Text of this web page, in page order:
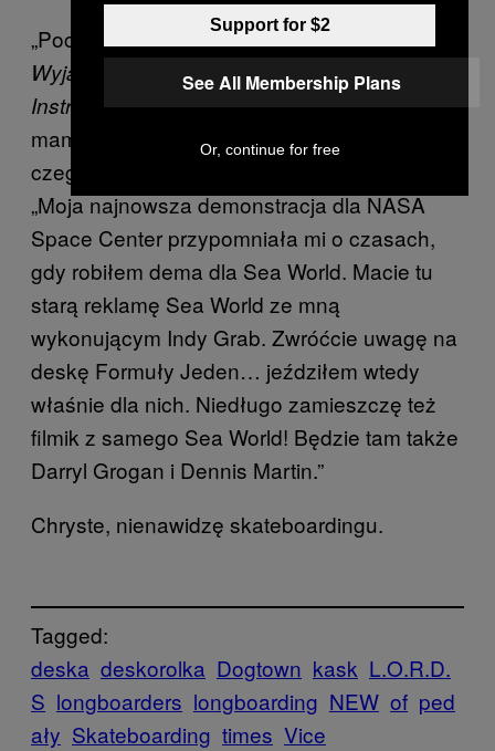
„Początkujący? Spraw sobie egzemplarz
Wyjaśnionego Skateboardingu:
Instruktażowe DVDDana MacFarlane’a. Nie
mam nic do powiedzenia na temat Dana,
czego on sam nie wyjawił na swojej stronie:
„Moja najnowsza demonstracja dla NASA
Space Center przypomniała mi o czasach,
gdy robiłem dema dla Sea World. Macie tu
starą reklamę Sea World ze mną
wykonującym Indy Grab. Zwróćcie uwagę na
deskę Formuły Jeden… jeździłem wtedy
właśnie dla nich. Niedługo zamieszczę też
filmik z samego Sea World! Będzie tam także
Darryl Grogan i Dennis Martin.”
Chryste, nienawidzę skateboardingu.
Tagged:
deska deskorolka Dogtown kask L.O.R.D.
S longboarders longboarding NEW of ped
ały Skateboarding times Vice
Support for $2
See All Membership Plans
Or, continue for free